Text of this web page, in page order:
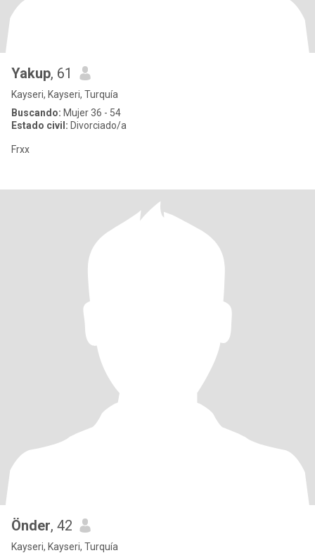
Yakup, 61
Kayseri, Kayseri, Turquía
Buscando: Mujer 36 - 54
Estado civil: Divorciado/a
Frxx
Önder, 42
Kayseri, Kayseri, Turquía